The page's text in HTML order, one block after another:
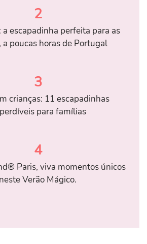
2
a escapadinha perfeita para as
poucas horas de Portugal
3
crianças: 11 escapadinhas
para famílias
4
Paris, viva momentos únicos
neste Verão Mágico.